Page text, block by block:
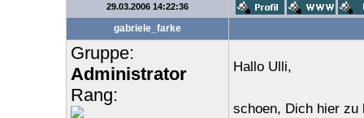
29.03.2006 14:22:36
gabriele_farke
Gruppe:
Administrator
Rang:
Hallo Ulli,
schoen, Dich hier